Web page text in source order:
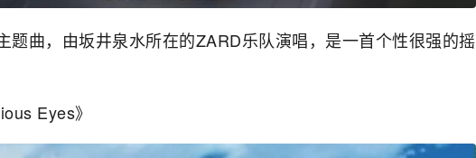
题曲，由坂井泉水所在的ZARD乐队演唱，是一首个性很强的摇
Eyes》